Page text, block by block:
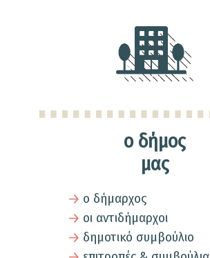
ο δήμος
μας
ο δήμαρχος
οι αντιδήμαρχοι
δημοτικό συμβούλιο